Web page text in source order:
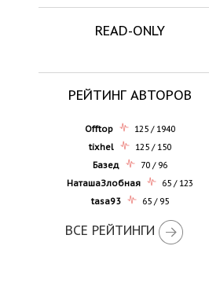
READ-ONLY
РЕЙТИНГ АВТОРОВ
Offtop
125 / 1940
tixhel
125 / 150
Базед
70 / 96
НаташаЗлобная
65 / 123
tasa93
65 / 95
ВСЕ РЕЙТИНГИ